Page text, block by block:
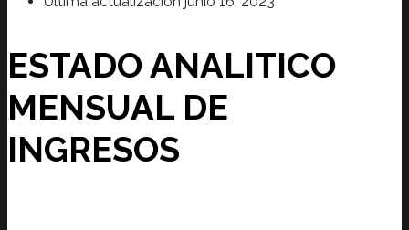
ESTADO ANALITICO
MENSUAL DE
INGRESOS